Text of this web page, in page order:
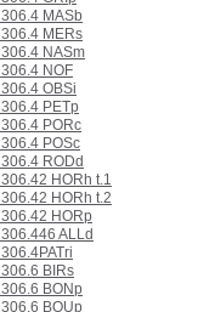
306.4 MASb
306.4 MERs
306.4 NASm
306.4 NOF
306.4 OBSi
306.4 PETp
306.4 PORc
306.4 POSc
306.4 RODd
306.42 HORh t.1
306.42 HORh t.2
306.42 HORp
306.446 ALLd
306.4PATri
306.6 BIRs
306.6 BONp
306.6 BOUp